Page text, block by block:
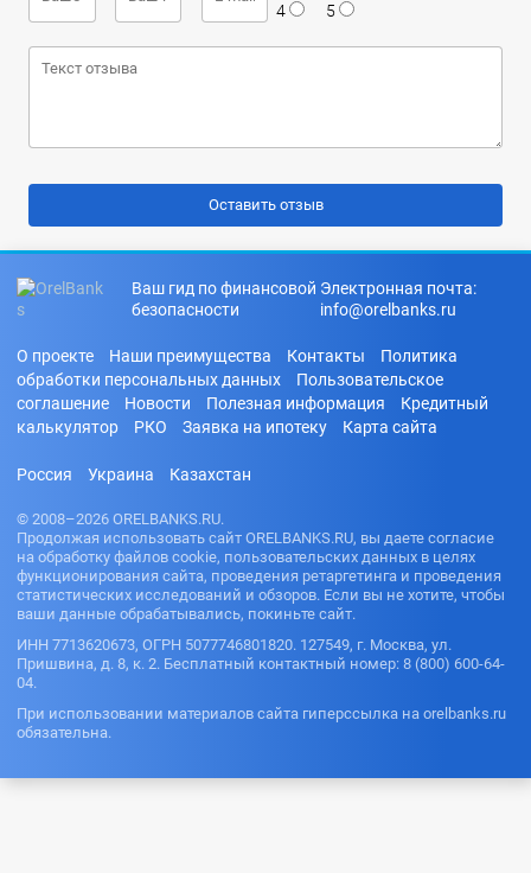
4
5
Ваш гид по финансовой
безопасности
Электронная почта:
info@orelbanks.ru
О проекте Наши преимущества Контакты
Политика
обработки персональных данных
Пользовательское
соглашение
Новости Полезная информация
Кредитный
калькулятор
РКО Заявка на ипотеку Карта сайта
Россия Украина Казахстан
© 2008–2026 ORELBANKS.RU.
Продолжая использовать сайт ORELBANKS.RU, вы даете согласие
на обработку файлов cookie, пользовательских данных в целях
функционирования сайта, проведения ретаргетинга и проведения
статистических исследований и обзоров. Если вы не хотите, чтобы
ваши данные обрабатывались, покиньте сайт.
ИНН 7713620673, ОГРН 5077746801820. 127549, г. Москва, ул.
Пришвина, д. 8, к. 2. Бесплатный контактный номер: 8 (800) 600-64-
04.
При использовании материалов сайта гиперссылка на orelbanks.ru
обязательна.